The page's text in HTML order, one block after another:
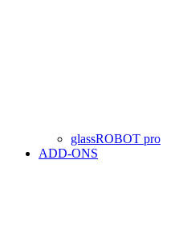
glassROBOT pro
ADD-ONS